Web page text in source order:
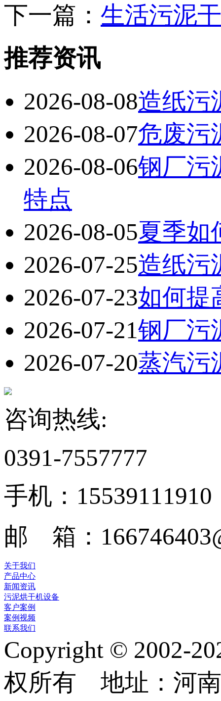
下一篇： 生活污泥
推荐资讯
2026-08-08造纸污
2026-08-07危废污
2026-08-06钢厂污
特点
2026-08-05夏季如
2026-07-25造纸污
2026-07-23如何提
2026-07-21钢厂污
2026-07-20蒸汽污
咨询热线:
0391-7557777
手机：15539111910
邮 箱：
关于我们
产品中心
新闻资讯
污泥烘干机设备
客户案例
案例视频
联系我们
Copyright © 2002-
权所有 地址：河